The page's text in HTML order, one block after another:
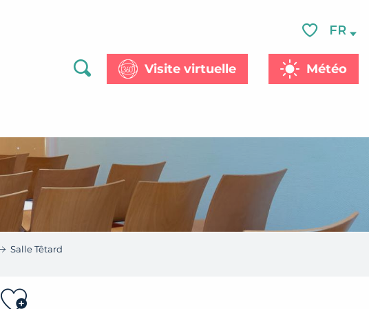
Voir les
FR
Recherche
Visite virtuelle Météo
Salle Têtard